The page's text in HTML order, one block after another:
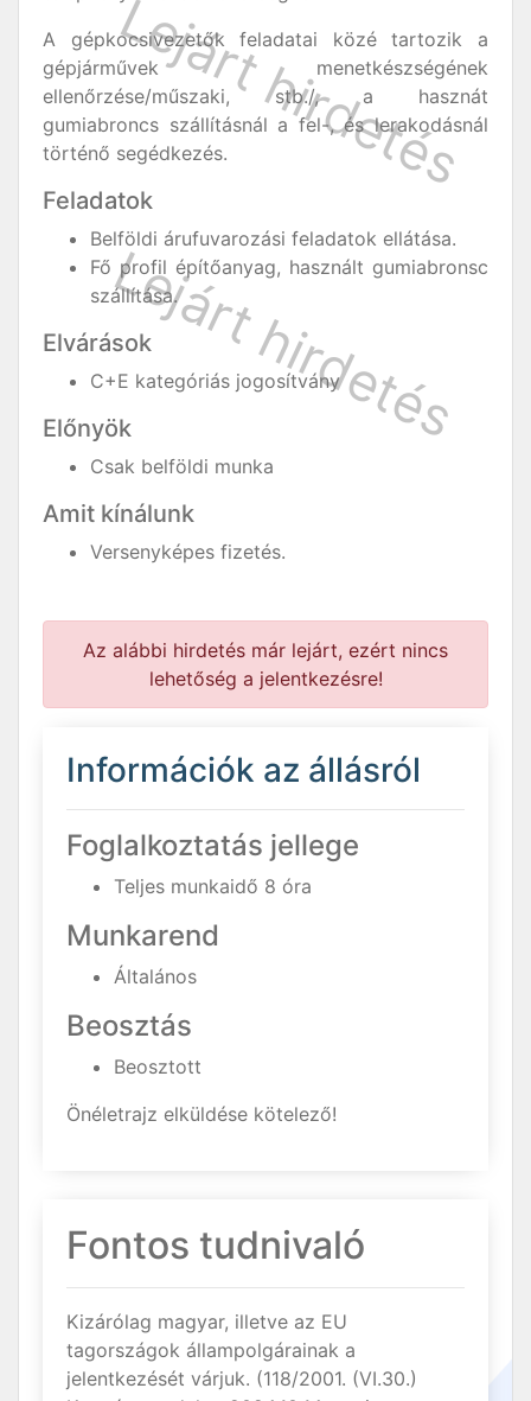
A gépkocsivezetők feladatai közé tartozik a
gépjárművek menetkészségének
ellenőrzése/műszaki, stb./, a hasznát
gumiabroncs szállításnál a fel-, és lerakodásnál
történő segédkezés.
Feladatok
Belföldi árufuvarozási feladatok ellátása.
Fő profil építőanyag, használt gumiabronsc
szállítása.
Elvárások
C+E kategóriás jogosítvány
Előnyök
Csak belföldi munka
Amit kínálunk
Versenyképes fizetés.
Az alábbi hirdetés már lejárt, ezért nincs
lehetőség a jelentkezésre!
Információk az állásról
Foglalkoztatás jellege
Teljes munkaidő 8 óra
Munkarend
Általános
Beosztás
Beosztott
Önéletrajz elküldése kötelező!
Fontos tudnivaló
Kizárólag magyar, illetve az EU
tagországok állampolgárainak a
jelentkezését várjuk. (118/2001. (VI.30.)